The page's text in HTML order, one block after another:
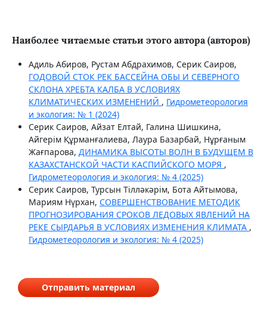
Наиболее читаемые статьи этого автора (авторов)
Адиль Абиров, Рустам Абдрахимов, Серик Саиров,
ГОДОВОЙ СТОК РЕК БАССЕЙНА ОБЫ И СЕВЕРНОГО
СКЛОНА ХРЕБТА КАЛБА В УСЛОВИЯХ
КЛИМАТИЧЕСКИХ ИЗМЕНЕНИЙ , Гидрометеорология
и экология: № 1 (2024)
Серик Саиров, Айзат Елтай, Галина Шишкина,
Айгерім Құрманғалиева, Лаура Базарбай, Нұрғаным
Жағпарова, ДИНАМИКА ВЫСОТЫ ВОЛН В БУДУЩЕМ В
КАЗАХСТАНСКОЙ ЧАСТИ КАСПИЙСКОГО МОРЯ ,
Гидрометеорология и экология: № 4 (2025)
Серик Саиров, Турсын Тілләкәрім, Бота Айтымова,
Мариям Нүрхан, СОВЕРШЕНСТВОВАНИЕ МЕТОДИК
ПРОГНОЗИРОВАНИЯ СРОКОВ ЛЕДОВЫХ ЯВЛЕНИЙ НА
РЕКЕ СЫРДАРЬЯ В УСЛОВИЯХ ИЗМЕНЕНИЯ КЛИМАТА ,
Гидрометеорология и экология: № 4 (2025)
Отправить материал